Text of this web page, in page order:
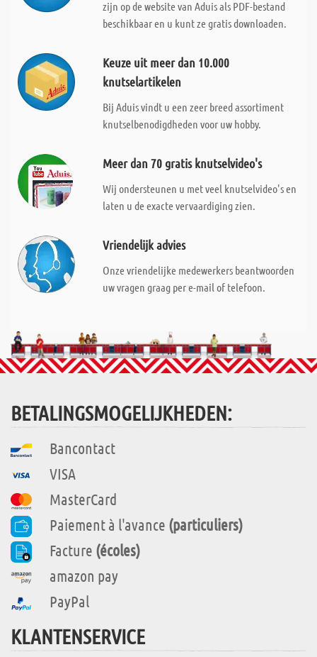
zijn op de website van Aduis als PDF-bestand
beschikbaar en u kunt ze gratis downloaden.
Keuze uit meer dan 10.000
knutselartikelen
Bij Aduis vindt u een zeer breed assortiment
knutselbenodigdheden voor uw hobby.
Meer dan 70 gratis knutselvideo's
Wij ondersteunen u met veel knutselvideo's en
laten u de exacte vervaardiging zien.
Vriendelijk advies
Onze vriendelijke medewerkers beantwoorden
uw vragen graag per e-mail of telefoon.
BETALINGSMOGELIJKHEDEN:
Bancontact
VISA
MasterCard
Paiement à l'avance (particuliers)
Facture (écoles)
amazon pay
PayPal
KLANTENSERVICE